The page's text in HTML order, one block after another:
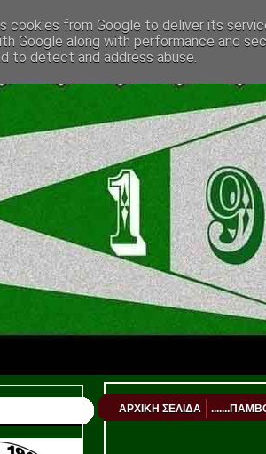
ΑΡΧΙΚΗ ΣΕΛΙΔΑ
cookies from Google to deliver its
Google along with performance and
to detect and address abuse.